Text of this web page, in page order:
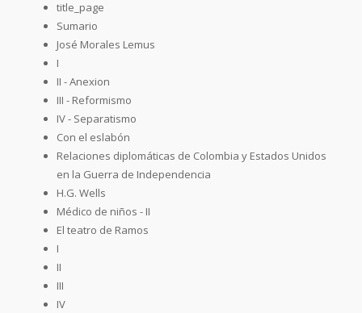
title_page
Sumario
José Morales Lemus
I
II - Anexion
III - Reformismo
IV - Separatismo
Con el eslabón
Relaciones diplomáticas de Colombia y Estados Unidos
en la Guerra de Independencia
H.G. Wells
Médico de niños - II
El teatro de Ramos
I
II
III
IV